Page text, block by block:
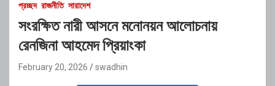
প্রচ্ছদ রাজনীতি সারাদেশ
সংরক্ষিত নারী আসনে মনোনয়ন আলোচনায়
রেনজিনা আহমেদ প্রিয়াংকা
February 20, 2026 swadhin